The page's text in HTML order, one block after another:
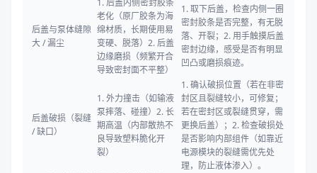
后盖与泵体缝隙
大 / 漏尘
1. 后盖内侧密封胶条
老化（原厂胶条为海
绵材质，长期使用易
变硬、脱落）2. 后盖
边缘磨损（频繁开合
导致密封面不平整）
1. 取下后盖，检查内侧一圈
密封胶条是否完整，有无脱
落、开裂；2. 用手触摸后盖
密封边缘，感受是否有明显
凹凸或磨损痕迹。
后盖破损（裂缝
/ 缺口）
1. 外力撞击（如输液
泵摔落、碰撞）2. 长
期高温（内部散热不
良导致塑料脆化开
裂）
1. 确认破损位置（若在非密
封区且裂缝较小，可修复；
若在密封区或裂缝贯穿，需
更换后盖）；2. 检查破损处
是否影响内部组件（如靠近
电源模块的裂缝需优先处
理，防止液体渗入）。